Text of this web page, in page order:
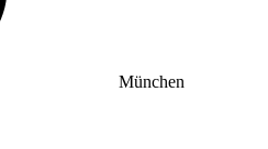
München